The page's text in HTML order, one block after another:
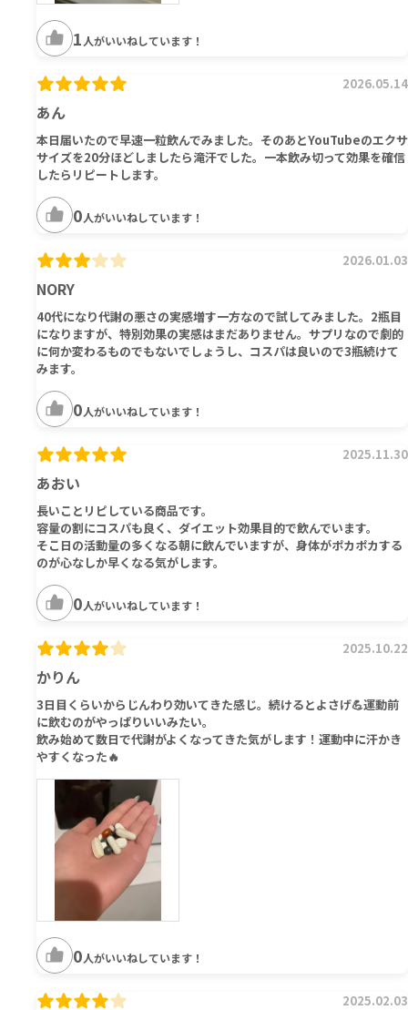
1 人がいいねしています！
あん
2026.05.14
本日届いたので早速一粒飲んでみました。そのあとYouTubeのエクサ
サイズを20分ほどしましたら滝汗でした。一本飲み切って効果を確信
したらリピートします。
0人がいいねしています！
NORY
2026.01.03
40代になり代謝の悪さの実感増す一方なので試してみました。2瓶目
になりますが、特別効果の実感はまだありません。サプリなので劇的
に何か変わるものでもないでしょうし、コスパは良いので3瓶続けて
みます。
0人がいいねしています！
あおい
2025.11.30
長いことリピしている商品です。
容量の割にコスパも良く、ダイエット効果目的で飲んでいます。
そこ日の活動量の多くなる朝に飲んでいますが、身体がポカポカする
のが心なしか早くなる気がします。
0人がいいねしています！
かりん
2025.10.22
3日目くらいからじんわり効いてきた感じ。続けるとよさげ💪運動前
に飲むのがやっぱりいいみたい。
飲み始めて数日で代謝がよくなってきた気がします！運動中に汗かき
やすくなった🔥
0人がいいねしています！
2025.02.03